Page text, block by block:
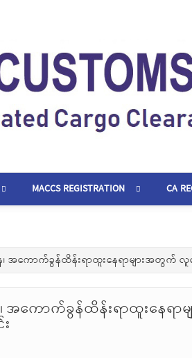
MACCS REGISTRATION CA
၊ အကောက်ခွန်ထိန်းရာထူးနေရာများအတွက်
အကောက်ခွန်ထိန်းရာထူးနေ